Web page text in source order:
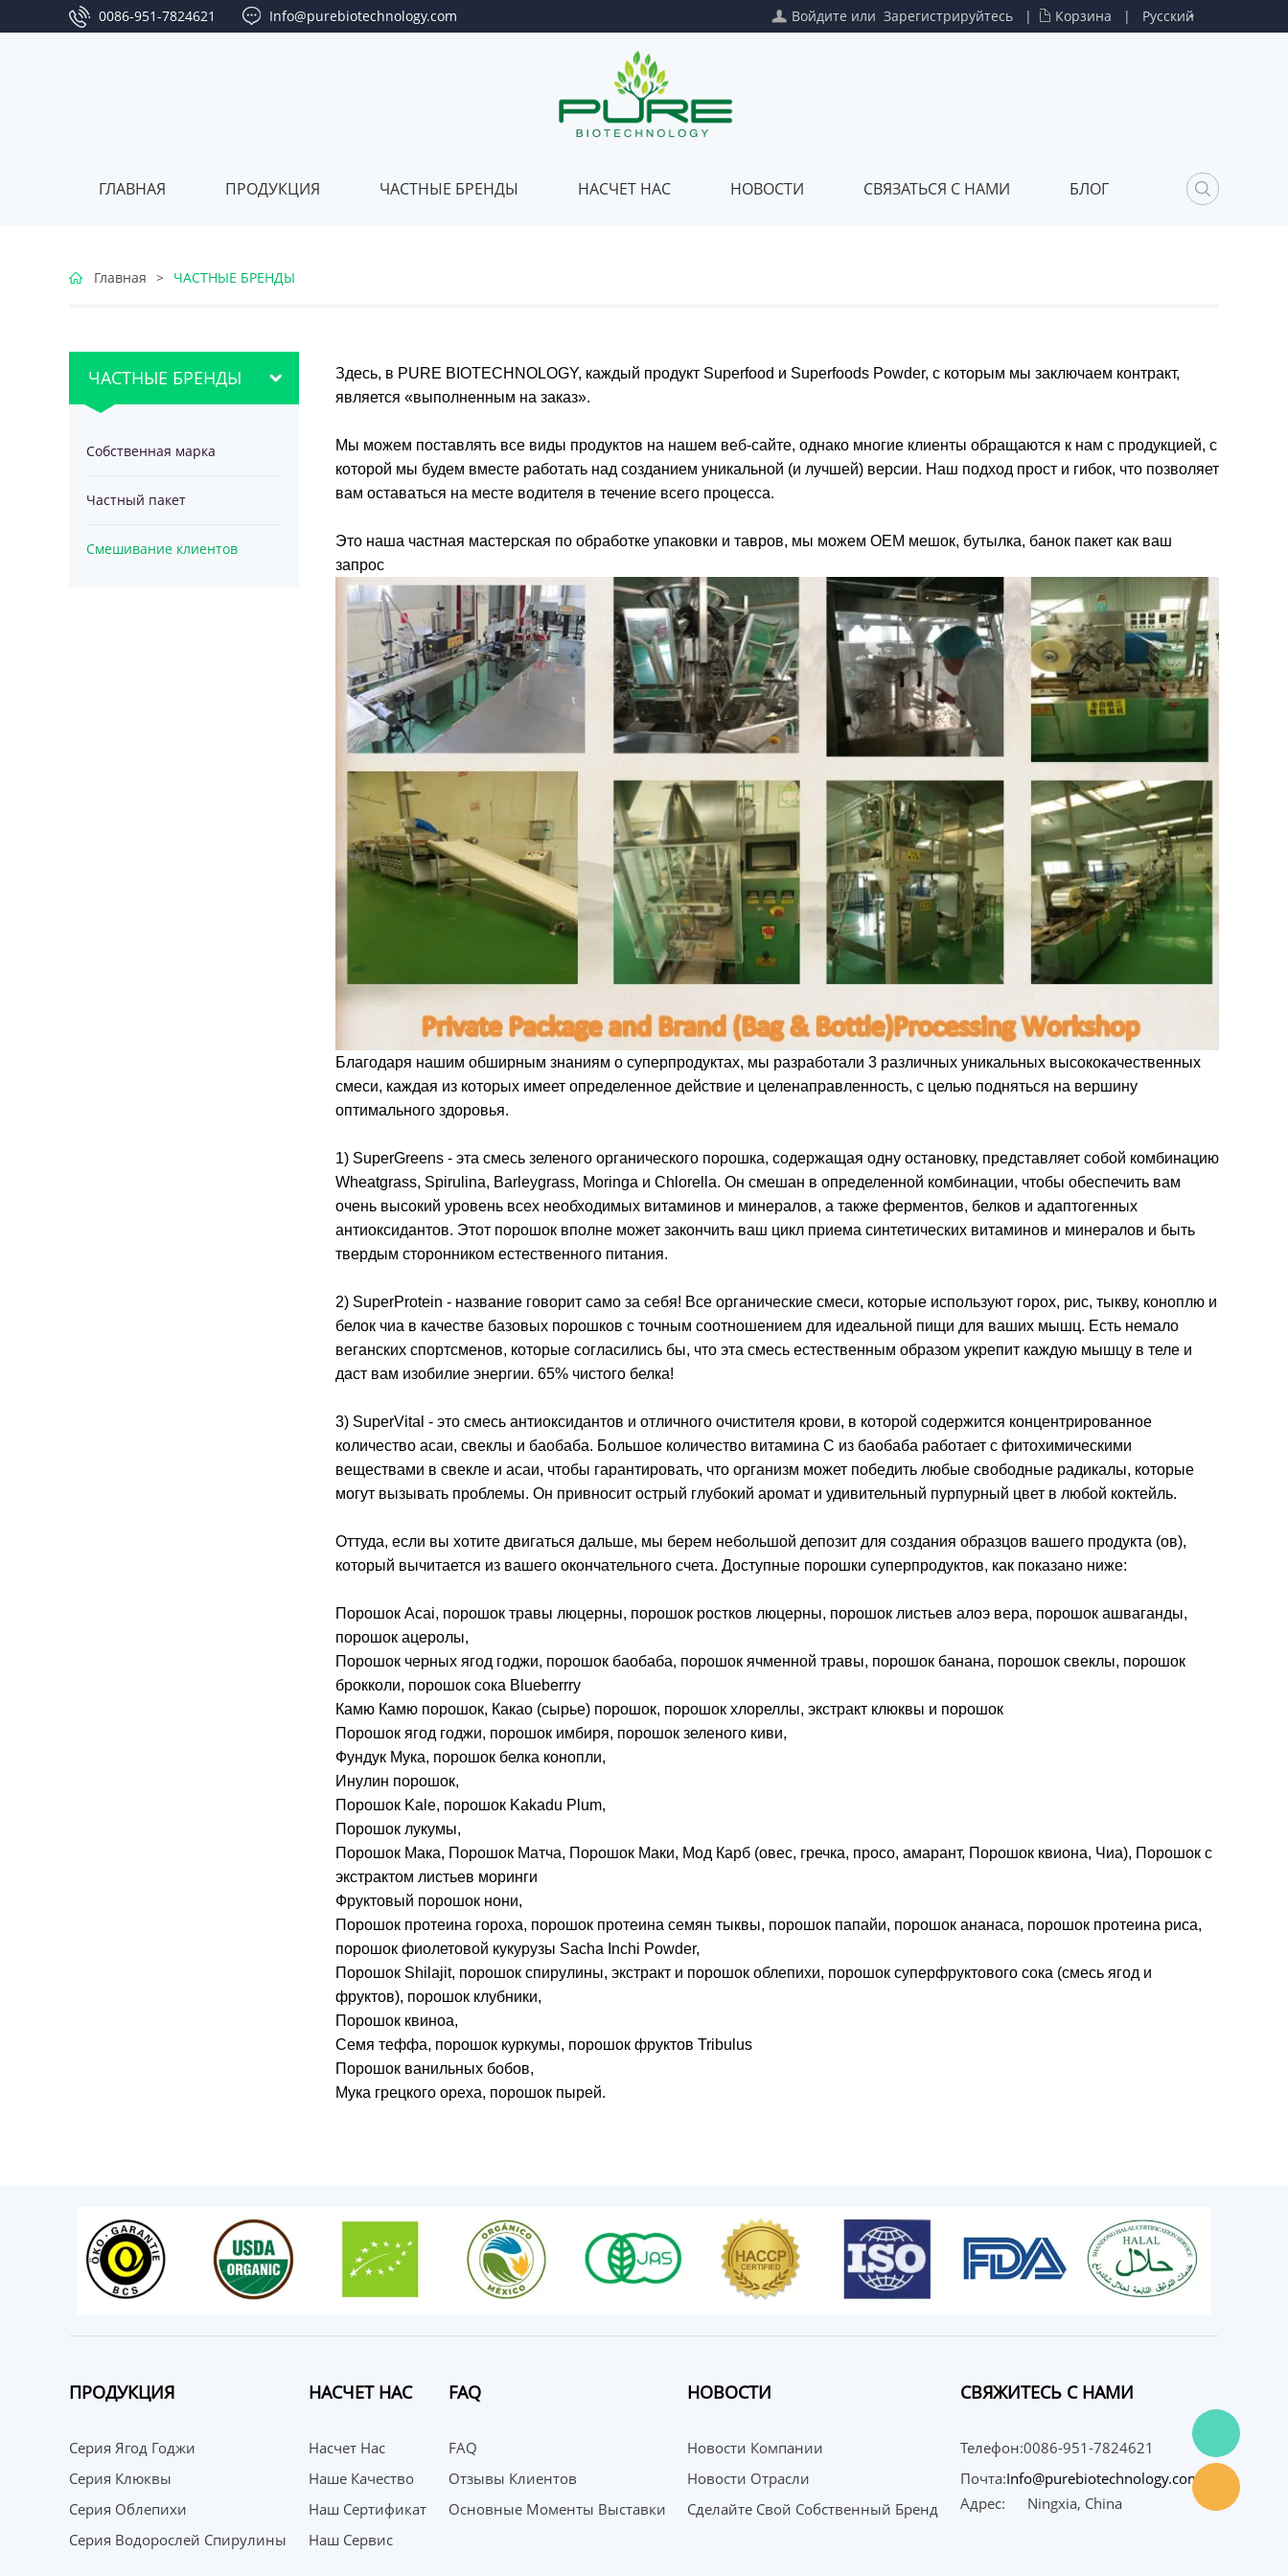
Русский
|
Корзина
|
Войдите или Зарегистрируйтесь
0086-951-7824621 Info@purebiotechnology.com
ГЛАВНАЯ ПРОДУКЦИЯ
годжи
клюквы
облепихи
Серия
водорослей
спирулины
Серия
"Конопляное
Суперпродукты
ЧАСТНЫЕ БРЕНДЫ
клиентов
НАСЧЕТ НАС
сервис
НОВОСТИ СВЯЗАТЬСЯ С НАМИ БЛОГ
Главная > ЧАСТНЫЕ БРЕНДЫ
ЧАСТНЫЕ БРЕНДЫ
Собственная марка
Частный пакет
Смешивание клиентов
Здесь, в PURE BIOTECHNOLOGY, каждый продукт Superfood и Superfoods Powder, с которым мы заключаем контракт,
является «выполненным на заказ».
Мы можем поставлять все виды продуктов на нашем веб-сайте, однако многие клиенты обращаются к нам с продукцией, с
которой мы будем вместе работать над созданием уникальной (и лучшей) версии. Наш подход прост и гибок, что позволяет
вам оставаться на месте водителя в течение всего процесса.
Это наша частная мастерская по обработке упаковки и тавров, мы можем OEM мешок, бутылка, банок пакет как ваш
запрос
Благодаря нашим обширным знаниям о суперпродуктах, мы разработали 3 различных уникальных высококачественных
смеси, каждая из которых имеет определенное действие и целенаправленность, с целью подняться на вершину
оптимального здоровья.
1) SuperGreens - эта смесь зеленого органического порошка, содержащая одну остановку, представляет собой комбинацию
Wheatgrass, Spirulina, Barleygrass, Moringa и Chlorella. Он смешан в определенной комбинации, чтобы обеспечить вам
очень высокий уровень всех необходимых витаминов и минералов, а также ферментов, белков и адаптогенных
антиоксидантов. Этот порошок вполне может закончить ваш цикл приема синтетических витаминов и минералов и быть
твердым сторонником естественного питания.
2) SuperProtein - название говорит само за себя! Все органические смеси, которые используют горох, рис, тыкву, коноплю и
белок чиа в качестве базовых порошков с точным соотношением для идеальной пищи для ваших мышц. Есть немало
веганских спортсменов, которые согласились бы, что эта смесь естественным образом укрепит каждую мышцу в теле и
даст вам изобилие энергии. 65% чистого белка!
3) SuperVital - это смесь антиоксидантов и отличного очистителя крови, в которой содержится концентрированное
количество асаи, свеклы и баобаба. Большое количество витамина С из баобаба работает с фитохимическими
веществами в свекле и асаи, чтобы гарантировать, что организм может победить любые свободные радикалы, которые
могут вызывать проблемы. Он привносит острый глубокий аромат и удивительный пурпурный цвет в любой коктейль.
Оттуда, если вы хотите двигаться дальше, мы берем небольшой депозит для создания образцов вашего продукта (ов),
который вычитается из вашего окончательного счета. Доступные порошки суперпродуктов, как показано ниже:
Порошок Acai, порошок травы люцерны, порошок ростков люцерны, порошок листьев алоэ вера, порошок ашваганды,
порошок ацеролы,
Порошок черных ягод годжи, порошок баобаба, порошок ячменной травы, порошок банана, порошок свеклы, порошок
брокколи, порошок сока Blueberrry
Камю Камю порошок, Какао (сырье) порошок, порошок хлореллы, экстракт клюквы и порошок
Порошок ягод годжи, порошок имбиря, порошок зеленого киви,
Фундук Мука, порошок белка конопли,
Инулин порошок,
Порошок Kale, порошок Kakadu Plum,
Порошок лукумы,
Порошок Мака, Порошок Матча, Порошок Маки, Мод Карб (овес, гречка, просо, амарант, Порошок квиона, Чиа), Порошок с
экстрактом листьев моринги
Фруктовый порошок нони,
Порошок протеина гороха, порошок протеина семян тыквы, порошок папайи, порошок ананаса, порошок протеина риса,
порошок фиолетовой кукурузы Sacha Inchi Powder,
Порошок Shilajit, порошок спирулины, экстракт и порошок облепихи, порошок суперфруктового сока (смесь ягод и
фруктов), порошок клубники,
Порошок квиноа,
Семя теффа, порошок куркумы, порошок фруктов Tribulus
Порошок ванильных бобов,
Мука грецкого ореха, порошок пырей.
ПРОДУКЦИЯ
Серия Ягод Годжи
Серия Клюквы
Серия Облепихи
Серия Водорослей Спирулины
НАСЧЕТ НАС
Насчет Нас
Наше Качество
Наш Сертификат
Наш Сервис
FAQ
FAQ
Отзывы Клиентов
Основные Моменты Выставки
НОВОСТИ
Новости Компании
Новости Отрасли
Сделайте Свой Собственный Бренд
СВЯЖИТЕСЬ С НАМИ
Телефон:0086-951-7824621
Почта:Info@purebiotechnology.com
Адрес:
Ningxia, China